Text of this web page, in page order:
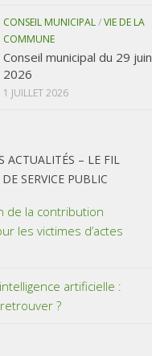
CONSEIL MUNICIPAL/VIE DE LA
COMMUNE
Conseil municipal du 29 juin
2026
1 JUILLET 2026
ACTUALITÉS – LE FIL
SERVICE PUBLIC
de la contribution
les victimes d’actes
artificielle :
?